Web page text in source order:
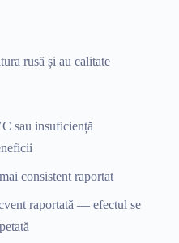
rusă și au calitate
sau insuficiență
consistent raportat
raportată — efectul se